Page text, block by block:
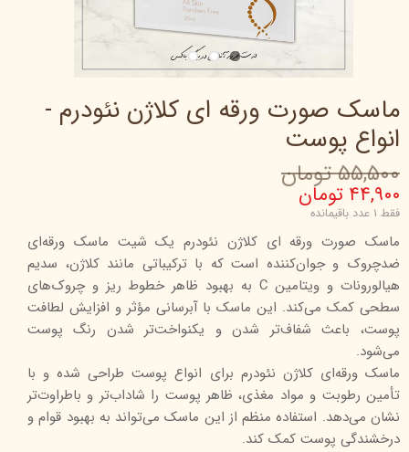
ماسک صورت ورقه ای کلاژن نئودرم -
انواع پوست
۵۵,۵۰۰ تومان
۴۴,۹۰۰ تومان
فقط ۱ عدد باقیمانده
ماسک صورت ورقه ای کلاژن نئودرم یک شیت ماسک ورقه‌ای
ضدچروک و جوان‌کننده است که با ترکیباتی مانند کلاژن، سدیم
هیالورونات و ویتامین C به بهبود ظاهر خطوط ریز و چروک‌های
سطحی کمک می‌کند. این ماسک با آبرسانی مؤثر و افزایش لطافت
پوست، باعث شفاف‌تر شدن و یکنواخت‌تر شدن رنگ پوست
می‌شود.
ماسک ورقه‌ای کلاژن نئودرم برای انواع پوست طراحی شده و با
تأمین رطوبت و مواد مغذی، ظاهر پوست را شاداب‌تر و باطراوت‌تر
نشان می‌دهد. استفاده منظم از این ماسک می‌تواند به بهبود قوام و
درخشندگی پوست کمک کند.